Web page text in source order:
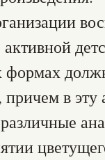
формах
в эту